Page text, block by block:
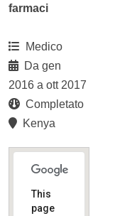
farmaci
Medico
Da gen
2016 a ott 2017
Completato
Kenya
This
page